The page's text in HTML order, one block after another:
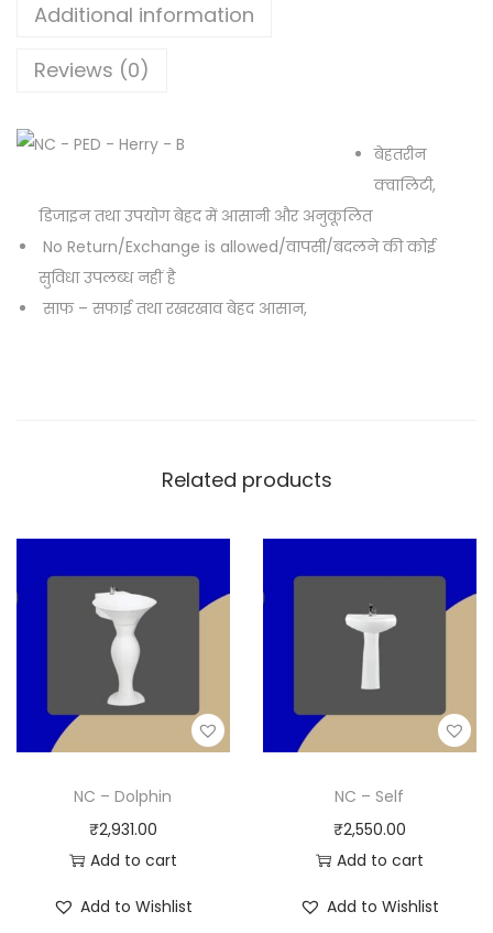
Additional information
Reviews (0)
बेहतरीन
क्वालिटी,
डिजाइन तथा उपयोग बेहद में आसानी और अनुकूलित
No Return/Exchange is allowed/वापसी/बदलने की कोई
सुविधा उपलब्ध नहीं है
साफ – सफाई तथा रखरखाव बेहद आसान,
Related products
NC – Dolphin
₹2,931.00
Add to cart
Add to Wishlist
NC – Self
₹2,550.00
Add to cart
Add to Wishlist